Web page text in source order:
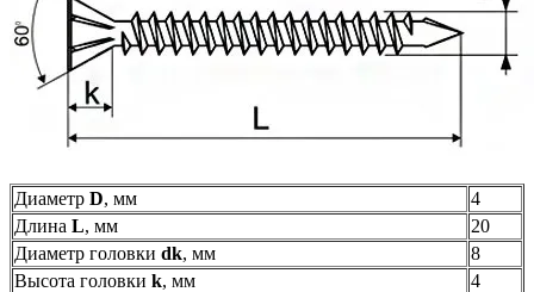
Диаметр D, мм
4
Длина L, мм
20
Диаметр головки dk, мм
8
Высота головки k, мм
4